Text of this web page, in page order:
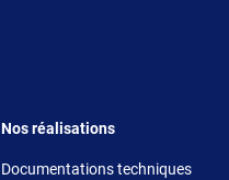
Footer 4
Nos réalisations
Documentations techniques